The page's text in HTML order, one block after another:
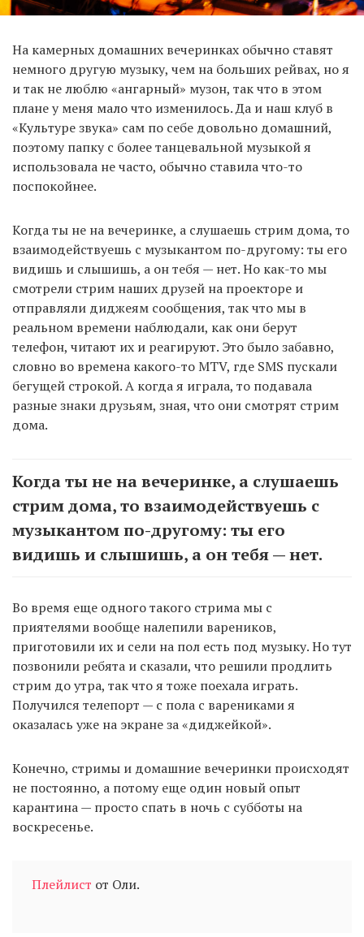
На камерных домашних вечеринках обычно ставят
немного другую музыку, чем на больших рейвах, но я
и так не люблю «ангарный» музон, так что в этом
плане у меня мало что изменилось. Да и наш клуб в
«Культуре звука» сам по себе довольно домашний,
поэтому папку с более танцевальной музыкой я
использовала не часто, обычно ставила что-то
поспокойнее.
Когда ты не на вечеринке, а слушаешь стрим дома, то
взаимодействуешь с музыкантом по-другому: ты его
видишь и слышишь, а он тебя — нет. Но как-то мы
смотрели стрим наших друзей на проекторе и
отправляли диджеям сообщения, так что мы в
реальном времени наблюдали, как они берут
телефон, читают их и реагируют. Это было забавно,
словно во времена какого-то MTV, где SMS пускали
бегущей строкой. А когда я играла, то подавала
разные знаки друзьям, зная, что они смотрят стрим
дома.
Когда ты не на вечеринке, а слушаешь
стрим дома, то взаимодействуешь с
музыкантом по-другому: ты его
видишь и слышишь, а он тебя — нет.
Во время еще одного такого стрима мы с
приятелями вообще налепили вареников,
приготовили их и сели на пол есть под музыку. Но тут
позвонили ребята и сказали, что решили продлить
стрим до утра, так что я тоже поехала играть.
Получился телепорт — с пола с варениками я
оказалась уже на экране за «диджейкой».
Конечно, стримы и домашние вечеринки происходят
не постоянно, а потому еще один новый опыт
карантина — просто спать в ночь с субботы на
воскресенье.
Плейлист от Оли.